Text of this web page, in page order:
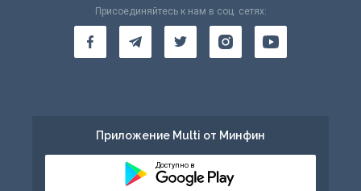
Присоединяйтесь к нам в соц. сетях:
Приложение Multi от Минфин
Доступно в